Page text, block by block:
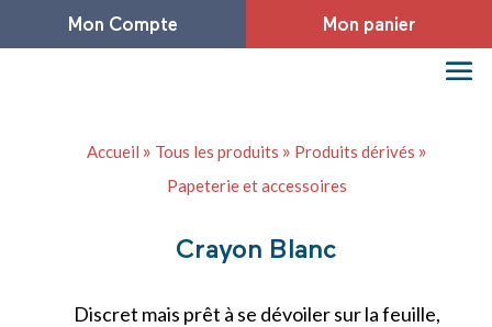
Mon Compte Mon panier
Accueil » Tous les produits » Produits dérivés »
Papeterie et accessoires
Crayon Blanc
Discret mais prêt à se dévoiler sur la feuille,